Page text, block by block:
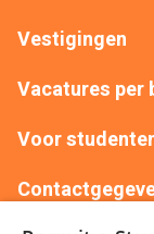
Vestigingen
Vacatures per
Voor